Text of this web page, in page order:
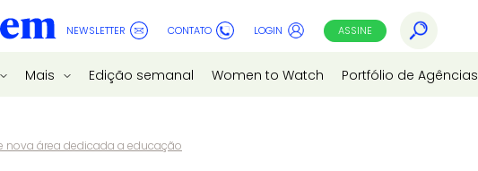
NEWSLETTER CONTATO LOGIN ASSINE
Mais Edição semanal Women to Watch Portfólio de Agências
nova área dedicada a educação